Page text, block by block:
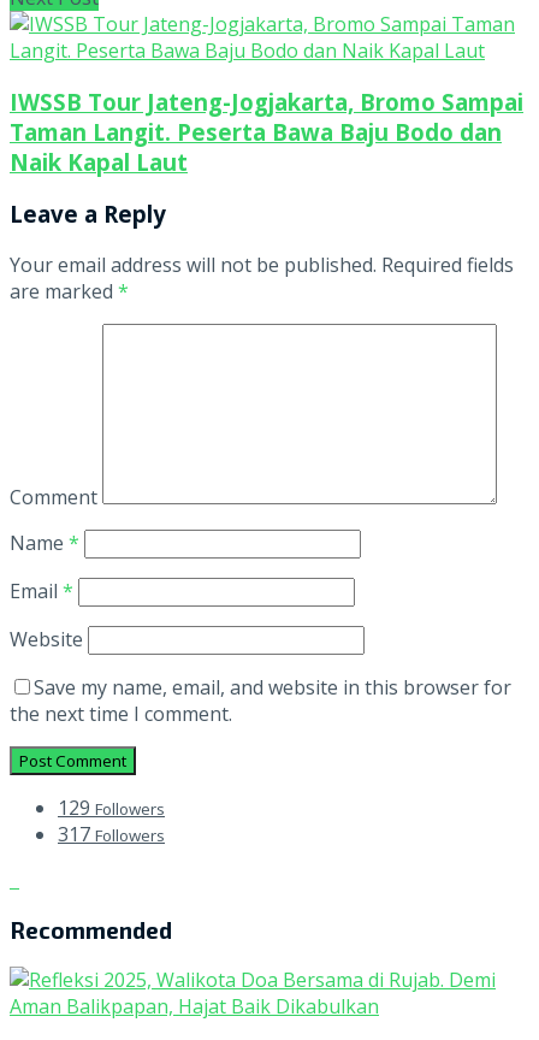
IWSSB Tour Jateng-Jogjakarta, Bromo Sampai
Taman Langit. Peserta Bawa Baju Bodo dan
Naik Kapal Laut
Leave a Reply
Your email address will not be published. Required fields
are marked *
Comment
Name *
Email *
Website
Save my name, email, and website in this browser for
the next time I comment.
129 Followers
317 Followers
Recommended